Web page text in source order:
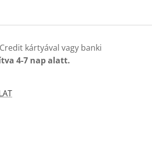
Credit kártyával vagy banki
4-7 nap alatt.